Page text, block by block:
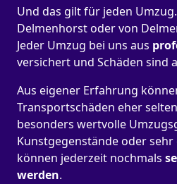
Und das gilt für jeden
Delmenhorst oder von
Jeder Umzug bei uns aus
versichert und Schäden sind
Aus eigener Erfahrung
Transportschäden eher
besonders wertvolle
Kunstgegenstände oder
können jederzeit nochmals
werden.